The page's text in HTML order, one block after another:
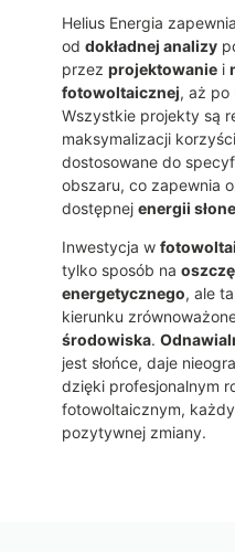
Helius Energia
od dokładnej analizy
przez projektowanie i
fotowoltaicznej, aż po
Wszystkie projekty są
maksymalizacji
dostosowane do
obszaru, co zapewnia
dostępnej energii
Inwestycja w
tylko sposób na
energetycznego, ale
kierunku
środowiska.
jest słońce, daje
dzięki profesjonalnym
fotowoltaicznym,
pozytywnej zmiany.